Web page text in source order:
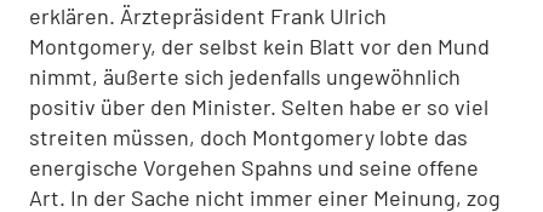
erklären. Ärztepräsident Frank Ulrich
Montgomery, der selbst kein Blatt vor den Mund
nimmt, äußerte sich jedenfalls ungewöhnlich
positiv über den Minister. Selten habe er so viel
streiten müssen, doch Montgomery lobte das
energische Vorgehen Spahns und seine offene
Art. In der Sache nicht immer einer Meinung, zog